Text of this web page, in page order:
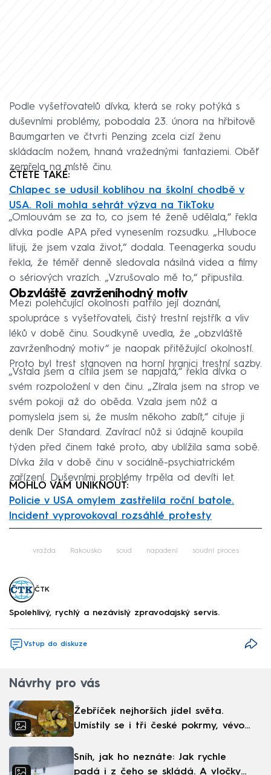
Podle vyšetřovatelů dívka, která se roky potýká s
duševními problémy, pobodala 23. února na hřbitově
Baumgarten ve čtvrti Penzing zcela cizí ženu
skládacím nožem, hnaná vražednými fantaziemi. Oběť
zemřela na místě činu.
ČTĚTE TAKÉ:
Chlapec se udusil koblihou na školní chodbě v
USA. Roli mohla sehrát výzva na TikToku
„Omlouvám se za to, co jsem té ženě udělala,“ řekla
dívka podle APA před vynesením rozsudku. „Hluboce
lituji, že jsem vzala život,“ dodala. Teenagerka soudu
řekla, že téměř denně sledovala násilná videa a filmy
o sériových vrazích. „Vzrušovalo mě to,“ připustila.
Obzvláště zavrženíhodný motiv
Mezi polehčující okolnosti patřilo její doznání,
spolupráce s vyšetřovateli, čistý trestní rejstřík a vliv
léků v době činu. Soudkyně uvedla, že „obzvláště
zavrženíhodný motiv“ je naopak přitěžující okolností.
Proto byl trest stanoven na horní hranici trestní sazby.
„Vstala jsem a cítila jsem se napjatá,“ řekla dívka o
svém rozpoložení v den činu. „Zírala jsem na strop ve
svém pokoji až do oběda. Vzala jsem nůž a
pomyslela jsem si, že musím někoho zabít,“ cituje ji
deník Der Standard. Zavírací nůž si údajně koupila
týden před činem také proto, aby ublížila sama sobě.
Dívka žila v době činu v sociálně-psychiatrickém
zařízení. Duševními problémy trpěla od devíti let.
MOHLO VÁM UNIKNOUT:
Policie v USA omylem zastřelila roční batole.
Incident vyprovokoval rozsáhlé protesty
vražda Rakousko soud napadení soudní proces
ČTK
Spolehlivý, rychlý a nezávislý zpravodajský servis.
Vstup do diskuze
Návrhy pro vás
Žebříček nejhorších jídel světa.
Umístily se i tři české pokrmy, vévodí
Sníh, jak ho neznáte: Jak rychle
padá i z čeho se skládá. A vločky